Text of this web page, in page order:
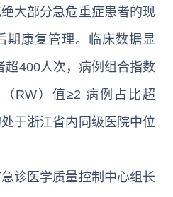
大部分急危重症患者的现
期康复管理。临床数据显
超400人次，病例组合指数
RW）值≥2 病例占比超
于浙江省内同级医院中位
诊医学质量控制中心组长